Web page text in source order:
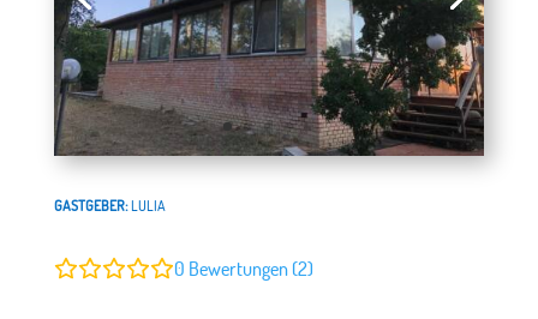
GASTGEBER:LULIA
0 Bewertungen (2)